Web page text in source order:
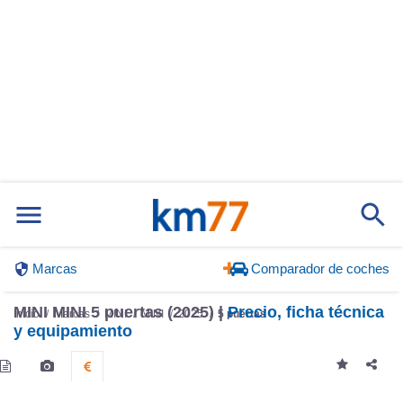
Marcas Comparador de coches
Inicio Marcas MINI MINI 2025 5 puertas
MINI MINI 5 puertas (2025) |Precio, ficha técnica
y equipamiento